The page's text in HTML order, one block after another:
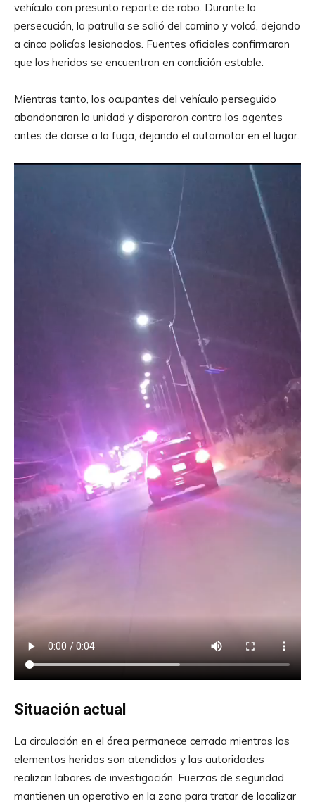
vehículo con presunto reporte de robo. Durante la
persecución, la patrulla se salió del camino y volcó, dejando
a cinco policías lesionados. Fuentes oficiales confirmaron
que los heridos se encuentran en condición estable.
Mientras tanto, los ocupantes del vehículo perseguido
abandonaron la unidad y dispararon contra los agentes
antes de darse a la fuga, dejando el automotor en el lugar.
Situación actual
La circulación en el área permanece cerrada mientras los
elementos heridos son atendidos y las autoridades
realizan labores de investigación. Fuerzas de seguridad
mantienen un operativo en la zona para tratar de localizar